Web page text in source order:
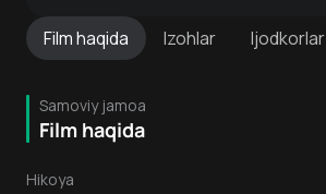
Filmhaqida Izohlar Ijodkorlar
Samoviy jamoa
Film haqida
Hikoya